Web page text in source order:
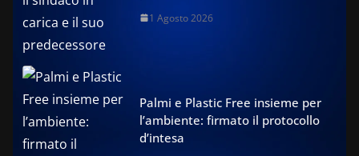
1 Agosto 2026
Palmi e Plastic Free insieme per
l’ambiente: firmato il protocollo
d’intesa